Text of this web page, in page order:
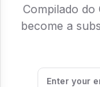
Compilado do
become a
Enter your